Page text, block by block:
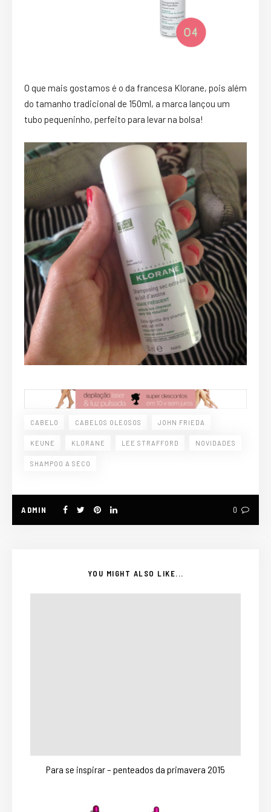
O que mais gostamos é o da francesa Klorane, pois além
do tamanho tradicional de 150ml, a marca lançou um
tubo pequeninho, perfeito para levar na bolsa!
CABELO CABELOS OLEOSOS JOHN FRIEDA
KEUNE KLORANE LEE STRAFFORD NOVIDADES
SHAMPOO A SECO
ADMIN 0
YOU MIGHT ALSO LIKE...
Para se inspirar – penteados da primavera 2015